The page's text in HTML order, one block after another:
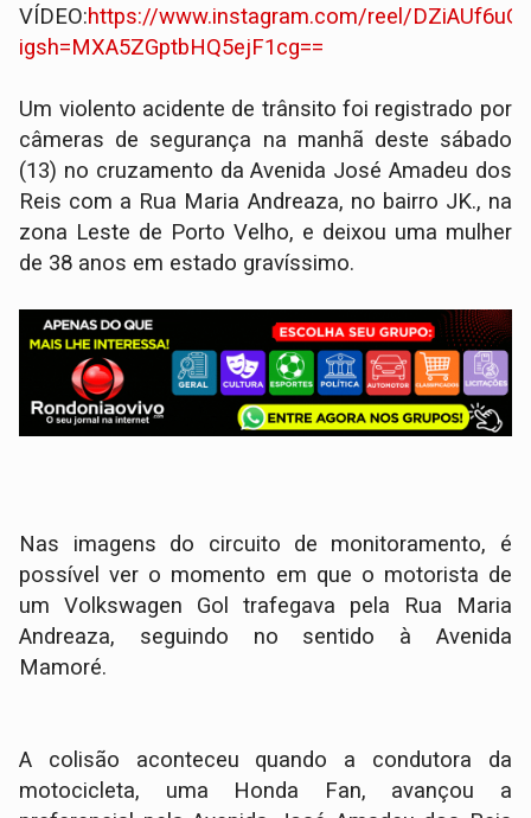
VÍDEO:https://www.instagram.com/reel/
igsh=MXA5ZGptbHQ5ejF1cg==
Um violento acidente de trânsito foi registrado por
câmeras de segurança na manhã deste sábado
(13) no cruzamento da Avenida José Amadeu dos
Reis com a Rua Maria Andreaza, no bairro JK., na
zona Leste de Porto Velho, e deixou uma mulher
de 38 anos em estado gravíssimo.
​Nas imagens do circuito de monitoramento, é
possível ver o momento em que o motorista de
um Volkswagen Gol trafegava pela Rua Maria
Andreaza, seguindo no sentido à Avenida
Mamoré.
​A colisão aconteceu quando a condutora da
motocicleta, uma Honda Fan, avançou a